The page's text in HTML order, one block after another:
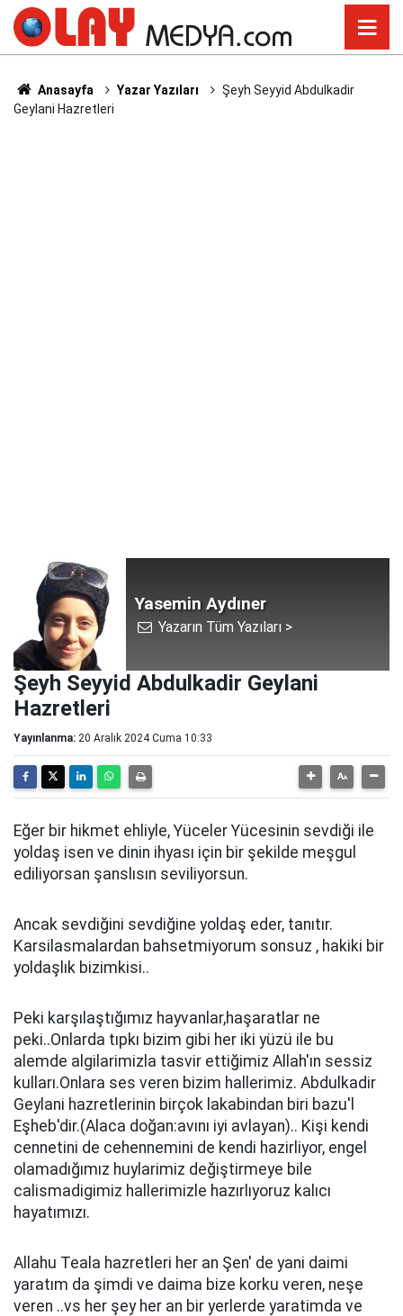
Anasayfa Yazar Yazıları
Şeyh Seyyid Abdulkadir
Geylani Hazretleri
Yasemin Aydıner
Yazarın Tüm Yazıları >
Şeyh Seyyid Abdulkadir Geylani
Hazretleri
Yayınlanma: 20 Aralık 2024 Cuma 10:33
Eğer bir hikmet ehliyle, Yüceler Yücesinin sevdiği ile
yoldaş isen ve dinin ihyası için bir şekilde meşgul
ediliyorsan şanslısın seviliyorsun.
Ancak sevdiğini sevdiğine yoldaş eder, tanıtır.
Karsilasmalardan bahsetmiyorum sonsuz , hakiki bir
yoldaşlık bizimkisi..
Peki karşılaştığımız hayvanlar,haşaratlar ne
peki..Onlarda tıpkı bizim gibi her iki yüzü ile bu
alemde algilarimizla tasvir ettiğimiz Allah'ın sessiz
kulları.Onlara ses veren bizim hallerimiz. Abdulkadir
Geylani hazretlerinin birçok lakabindan biri bazu'l
Eşheb'dir.(Alaca doğan:avını iyi avlayan).. Kişi kendi
cennetini de cehennemini de kendi hazirliyor, engel
olamadığımız huylarimiz değiştirmeye bile
calismadigimiz hallerimizle hazırlıyoruz kalıcı
hayatımızı.
Allahu Teala hazretleri her an Şen' de yani daimi
yaratım da şimdi ve daima bize korku veren, neşe
veren ..vs her şey her an bir yerlerde yaratimda ve